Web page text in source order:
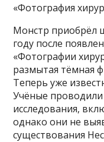
«Фотография
Монстр приобрёл
году после
«Фотографии
размытая тёмная
Теперь уже
Учёные
исследования,
однако они не
существования